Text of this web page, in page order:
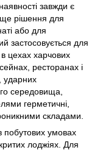
завжди є
рішення для
або для
застосовується для
цехах харчових
ресторанах і
ударних
середовища,
герметичні,
складами.
побутових умовах
лоджіях. Для